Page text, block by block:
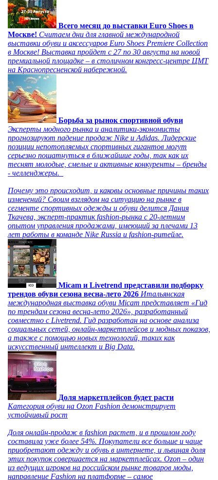
Всего месяц до выставки Euro Shoes в
Москве! Считаем дни для главной международной
выставки обуви и аксессуаров Euro Shoes Premiere Collection
в Москве! Выставка пройдет с 27 по 30 августа на новой
премиальной площадке – в столичном конгресс-центре ЦМТ
на Краснопресненской набережной.
Борьба за рынок спортивной обуви
Эксперты модного рынка и аналитики-экономисты
прогнозируют падение продаж Nike и Adidas. Лидерские
позиции непотопляемых спортивных гигантов могут
серьезно пошатнуться в ближайшие годы, так как их
теснят молодые, смелые и активные конкуренты – бренды
- челленджеры.
Почему это происходит, и каковы основные причины таких
изменений? Своим взглядом на ситуацию на рынке в
сегменте спортивных одежды и обуви делится Дания
Ткачева, эксперт-практик fashion-рынка с 20-летним
опытом управления продажами, имеющий за плечами 13
лет работы в команде Nike Russia и fashion-ритейле.
Micam и Livetrend представили подборку
трендов обуви сезона весна-лето 2026 Итальянская
международная выставка обуви Micam представляет «Гид
по трендам сезона весна-лето 2026», разработанный
совместно с Livetrend. Гид разработан на основе анализа
социальных сетей, онлайн-маркетплейсов и модных показов,
а также с помощью новых технологий, таких как
искусственный интеллект и Big Data.
Доля маркетплейсов будет расти
Категория обуви на Ozon Fashion демонстрирует
устойчивый рост
Доля онлайн-продаж в fashion растет, и в прошлом году
составила уже более 54%. Покупатели все больше и чаще
приобретают одежду и обувь в интернете, и львиная доля
этих покупок совершается на маркетплейсах. Ozon – один
из ведущих игроков на российском рынке товаров моды,
направление Fashion на платформе – самое